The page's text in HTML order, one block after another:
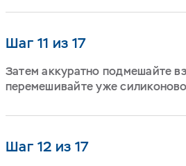
Шаг 11 из 17
Затем аккуратно подмешайте
перемешивайте уже
Шаг 12 из 17